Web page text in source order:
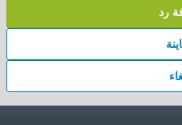
رد